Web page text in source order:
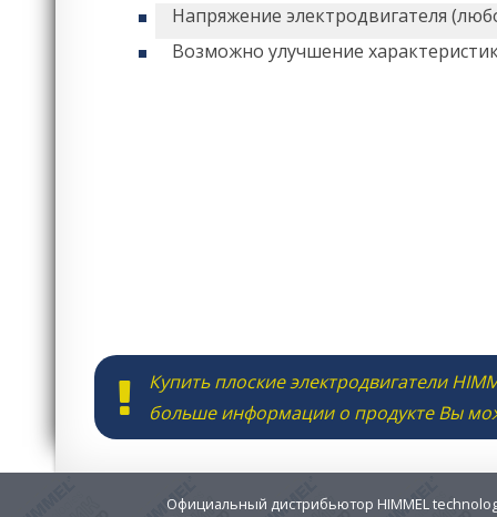
Напряжение электродвигателя
Возможно улучшение
Купить плоские электродвигатели
больше информации о продукте Вы
Официальный дистрибьютор HIMMEL